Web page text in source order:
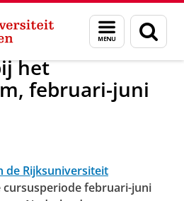
Menu
en
zoeken
Nieuwsberichten
het
februari-juni
de Rijksuniversiteit
cursusperiode februari-juni